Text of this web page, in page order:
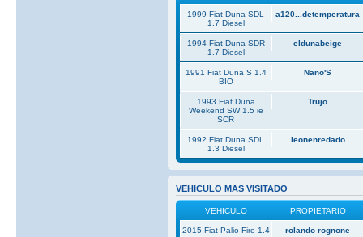
1999 Fiat Duna SDL
1.7 Diesel
a120...detemperatura
1994 Fiat Duna SDR
1.7 Diesel
eldunabeige
1991 Fiat Duna S 1.4
BIO
Nano'S
1993 Fiat Duna
Weekend SW 1.5 ie
SCR
Trujo
1992 Fiat Duna SDL
1.3 Diesel
leonenredado
VEHICULO MAS VISITADO
VEHICULO PROPIETARIO
2015 Fiat Palio Fire 1.4 rolando rognone